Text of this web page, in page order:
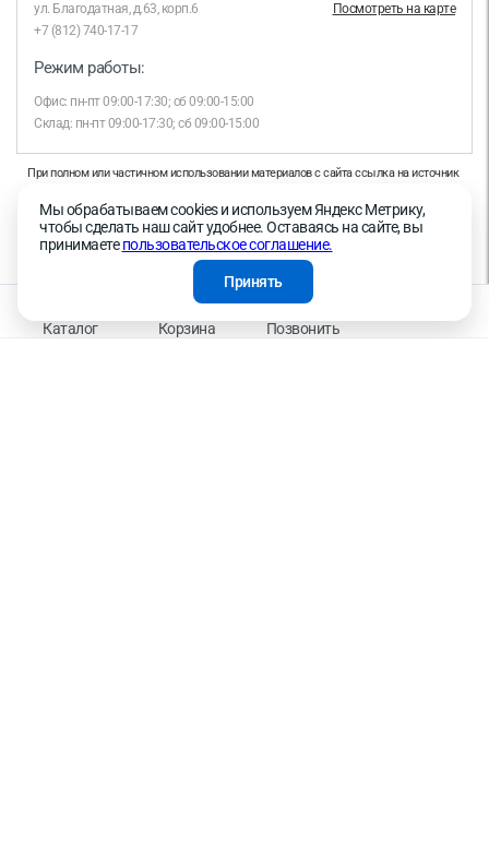
Каталог Корзина Позвонить
ул. Благодатная, д.63, корп.6
Посмотреть на карте
+7 (812) 740-17-17
Режим работы:
Офис: пн-пт 09:00-17:30; сб 09:00-15:00
Склад: пн-пт 09:00-17:30; сб 09:00-15:00
При полном или частичном использовании материалов с сайта ссылка на источник
Продолжая работу с сайтом, вы даете согласие на использование сайтом cookies и
на обработку персональных данных в целях функционирования сайта, проведения
ретаргетинга, статистических исследований, улучшения сервиса и предоставления
релевантной рекламной информации на основе ваших предпочтений и интересов.
На информационном ресурсе применяются рекомендательные технологии —
Правила применения рекомендательных технологий
Мы обрабатываем cookies и используем Яндекс Метрику,
чтобы сделать наш сайт удобнее. Оставаясь на сайте, вы
принимаетепользовательское соглашение.
Принять